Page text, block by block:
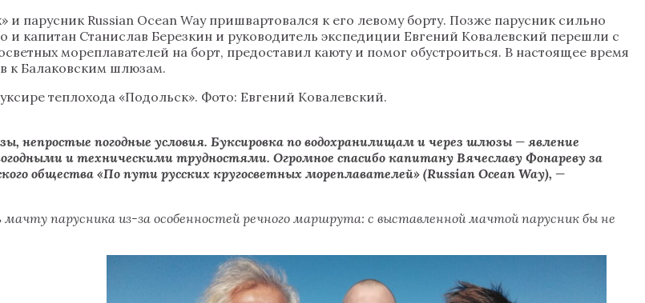
и парусник Russian Ocean Way пришвартовался к его левому борту. Позже парусник сильно
капитан Станислав Березкин и руководитель экспедиции Евгений Ковалевский перешли с
мореплавателей на борт, предоставил каюту и помог обустроиться. В настоящее время
к Балаковским шлюзам.
теплохода «Подольск». Фото: Евгений Ковалевский.
непростые погодные условия. Буксировка по водохранилищам и через шлюзы — явление
и техническими трудностями. Огромное спасибо капитану Вячеславу Фонареву за
общества «По пути русских кругосветных мореплавателей» (Russian Ocean Way), —
парусника из-за особенностей речного маршрута: с выставленной мачтой парусник бы не